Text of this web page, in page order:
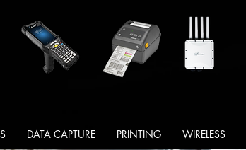
DATA CAPTURE PRINTING WIRELESS